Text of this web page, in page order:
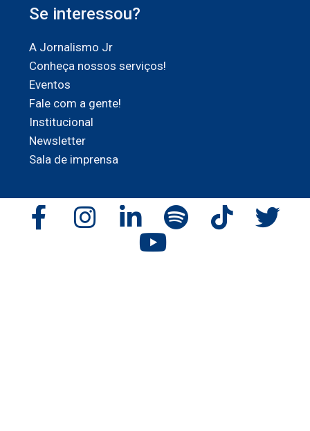
Se interessou?
A Jornalismo Jr
Conheça nossos serviços!
Eventos
Fale com a gente!
Institucional
Newsletter
Sala de imprensa